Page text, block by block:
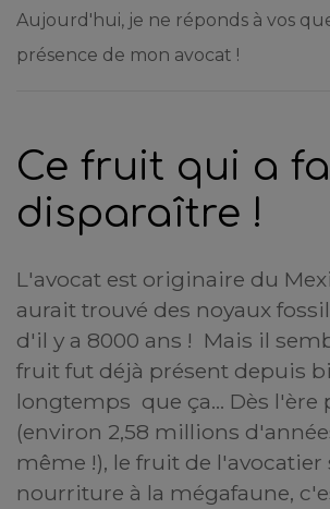
Aujourd'hui, je ne réponds à vos
présence de mon avocat !
Ce fruit qui a
disparaître !
L'avocat est originaire du
aurait trouvé des noyaux
d'il y a 8000 ans ! Mais il
fruit fut déjà présent depuis
longtemps que ça… Dès l'ère
(environ 2,58 millions
même !), le fruit de l'avocatier
nourriture à la mégafaune,